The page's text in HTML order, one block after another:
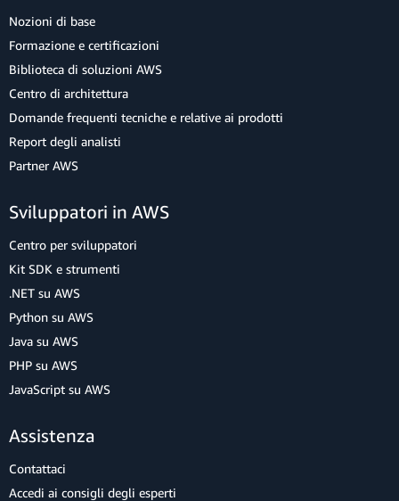
Nozioni di base
Formazione e certificazioni
Biblioteca di soluzioni AWS
Centro di architettura
Domande frequenti tecniche e relative ai prodotti
Report degli analisti
Partner AWS
Sviluppatori in AWS
Centro per sviluppatori
Kit SDK e strumenti
.NET su AWS
Python su AWS
Java su AWS
PHP su AWS
JavaScript su AWS
Assistenza
Contattaci
Accedi ai consigli degli esperti